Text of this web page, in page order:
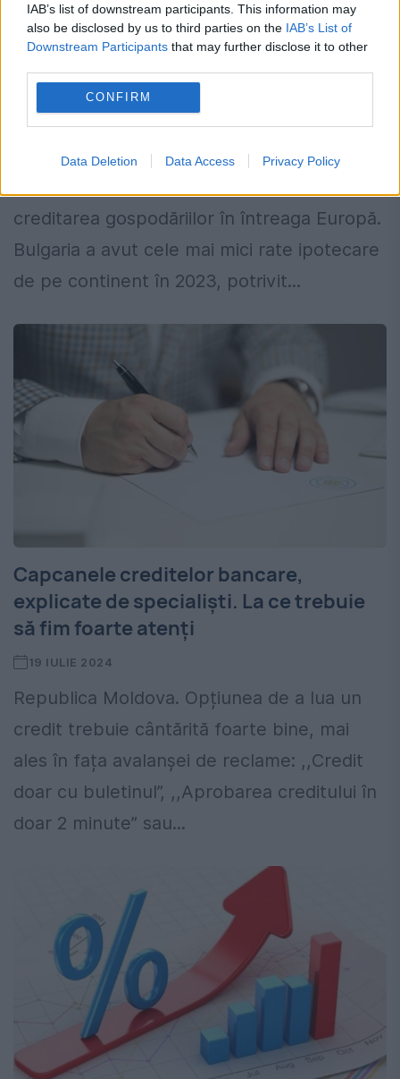
IAB’s list of downstream participants. This information may
also be disclosed by us to third parties on the IAB’s List of
Downstream Participants that may further disclose it to other
CONFIRM
Data Deletion Data Access Privacy Policy
Cele mai ieftine credite ipotecare din
Europa. Locul ocupat de România
Bulgaria a ajuns, aproape senzațional, în
creditarea gospodăriilor în întreaga Europă.
Bulgaria a avut cele mai mici rate ipotecare
de pe continent în 2023, potrivit...
Capcanele creditelor bancare,
explicate de specialiști. La ce trebuie
să fim foarte atenți
19 IULIE 2024
Republica Moldova. Opțiunea de a lua un
credit trebuie cântărită foarte bine, mai
ales în fața avalanșei de reclame: ,,Credit
doar cu buletinul”, ,,Aprobarea creditului în
doar 2 minute” sau...